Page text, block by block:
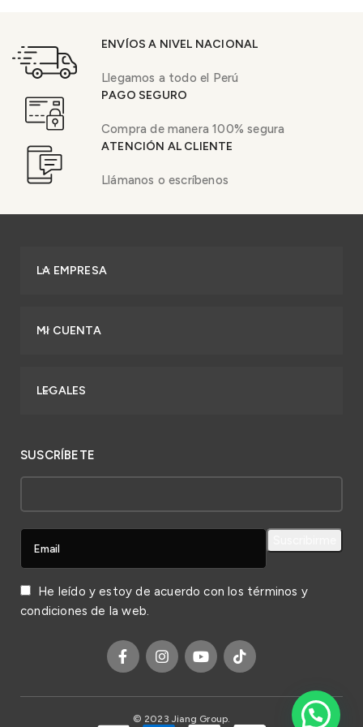
ENVÍOS A NIVEL NACIONAL
Llegamos a todo el Perú
PAGO SEGURO
Compra de manera 100% segura
ATENCIÓN AL CLIENTE
Llámanos o escríbenos
LA EMPRESA
MI CUENTA
LEGALES
SUSCRÍBETE
He leído y estoy de acuerdo con los términos y
condiciones de la web.
© 2023 Jiang Group.